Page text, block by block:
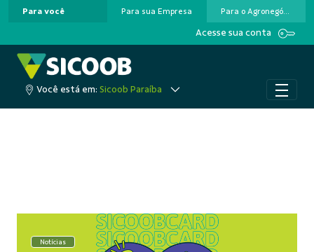
Pular para o Conteúdo principal
Para você Para sua Empresa Para o Agronegócio
Acesse sua conta
Você está em: Sicoob Paraíba
Notícias